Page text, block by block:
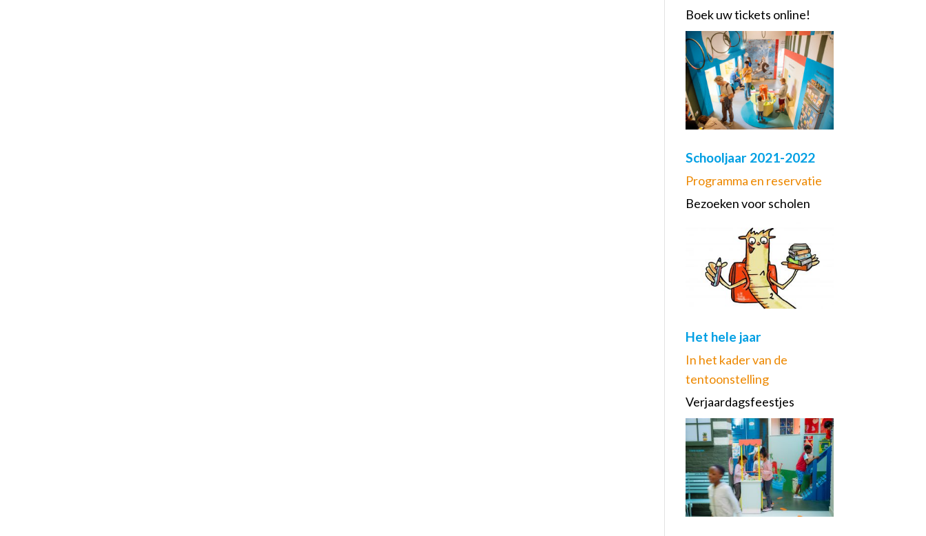
Boek uw tickets online!
Schooljaar 2021-2022
Programma en reservatie
Bezoeken voor scholen
Het hele jaar
In het kader van de
tentoonstelling
Verjaardagsfeestjes